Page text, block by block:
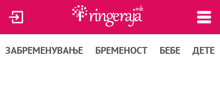
ЗАБРЕМЕНУВАЊЕ БРЕМЕНОСТ БЕБЕ ДЕТЕ